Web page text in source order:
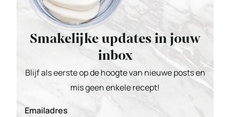
Smakelijke updates in jouw
inbox
Blijf als eerste op de hoogte van nieuwe posts en
mis geen enkele recept!
Emailadres